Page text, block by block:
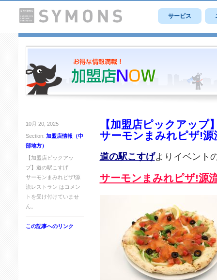
サービス
10月 20, 2025
Section: 加盟店情報（中
部地方）
【加盟店ピックアッ
プ】道の駅こすげ
サーモンまみれピザ!源
流レストラン は コメン
トを受け付けていませ
ん。
この記事へのリンク
【加盟店ピックアップ
サーモンまみれピザ!
道の駅こすげよりイベント
サーモンまみれピザ!源